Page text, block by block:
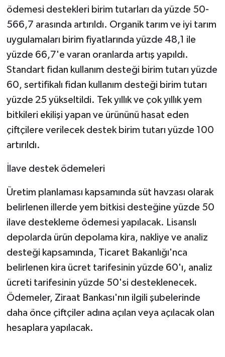
ödemesi destekleri birim tutarları da yüzde 50-
566,7 arasında artırıldı. Organik tarım ve iyi tarım
uygulamaları birim fiyatlarında yüzde 48,1 ile
yüzde 66,7'e varan oranlarda artış yapıldı.
Standart fidan kullanım desteği birim tutarı yüzde
60, sertifikalı fidan kullanım desteği birim tutarı
yüzde 25 yükseltildi. Tek yıllık ve çok yıllık yem
bitkileri ekilişi yapan ve ürününü hasat eden
çiftçilere verilecek destek birim tutarı yüzde 100
artırıldı.
İlave destek ödemeleri
Üretim planlaması kapsamında süt havzası olarak
belirlenen illerde yem bitkisi desteğine yüzde 50
ilave destekleme ödemesi yapılacak. Lisanslı
depolarda ürün depolama kira, nakliye ve analiz
desteği kapsamında, Ticaret Bakanlığı'nca
belirlenen kira ücret tarifesinin yüzde 60'ı, analiz
ücreti tarifesinin yüzde 50'si desteklenecek.
Ödemeler, Ziraat Bankası'nın ilgili şubelerinde
daha önce çiftçiler adına açılan veya açılacak olan
hesaplara yapılacak.